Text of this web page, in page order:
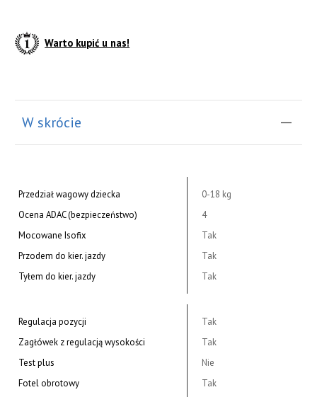
Warto kupić u nas!
W skrócie
Przedział wagowy dziecka
0-18 kg
Ocena ADAC (bezpieczeństwo)
4
Mocowane Isofix
Tak
Przodem do kier. jazdy
Tak
Tyłem do kier. jazdy
Tak
Regulacja pozycji
Tak
Zagłówek z regulacją wysokości
Tak
Test plus
Nie
Fotel obrotowy
Tak